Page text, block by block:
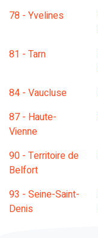
78 - Yvelines
81 - Tarn
84 - Vaucluse
87 - Haute-
Vienne
90 - Territoire de
Belfort
93 - Seine-Saint-
Denis